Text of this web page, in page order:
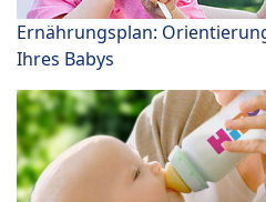
Ernährungsplan:
Ihres Babys